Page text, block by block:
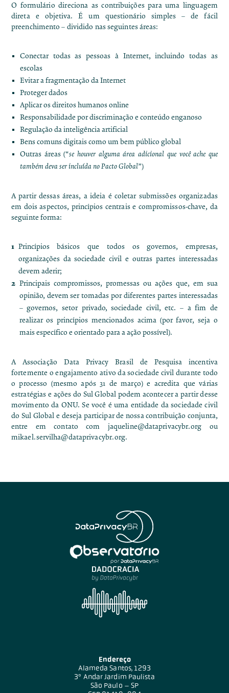
O formulário direciona as contribuições para uma linguagem
direta e objetiva. É um questionário simples – de fácil
preenchimento – dividido nas seguintes áreas:
Conectar todas as pessoas à Internet, incluindo todas as
escolas
Evitar a fragmentação da Internet
Proteger dados
Aplicar os direitos humanos online
Responsabilidade por discriminação e conteúdo enganoso
Regulação da inteligência artificial
Bens comuns digitais como um bem público global
Outras áreas (“se houver alguma área adicional que você ache que
também deva ser incluída no Pacto Global”)
A partir dessas áreas, a ideia é coletar submissões organizadas
em dois aspectos, princípios centrais e compromissos-chave, da
seguinte forma:
Princípios básicos que todos os governos, empresas,
organizações da sociedade civil e outras partes interessadas
devem aderir;
Principais compromissos, promessas ou ações que, em sua
opinião, devem ser tomadas por diferentes partes interessadas
– governos, setor privado, sociedade civil, etc. – a fim de
realizar os princípios mencionados acima (por favor, seja o
mais específico e orientado para a ação possível).
A Associação Data Privacy Brasil de Pesquisa incentiva
fortemente o engajamento ativo da sociedade civil durante todo
o processo (mesmo após 31 de março) e acredita que várias
estratégias e ações do Sul Global podem acontecer a partir desse
movimento da ONU. Se você é uma entidade da sociedade civil
do Sul Global e deseja participar de nossa contribuição conjunta,
entre em contato com jaqueline@dataprivacybr.org ou
mikael.servilha@dataprivacybr.org.
Endereço
Alameda Santos, 1293
3º Andar Jardim Paulista
São Paulo – SP